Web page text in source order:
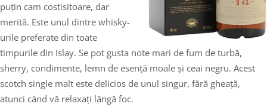
puțin cam costisitoare, dar
merită. Este unul dintre whisky-
urile preferate din toate
timpurile din Islay. Se pot gusta note mari de fum de turbă,
sherry, condimente, lemn de esență moale și ceai negru. Acest
scotch single malt este delicios de unul singur, fără gheață,
atunci când vă relaxați lângă foc.